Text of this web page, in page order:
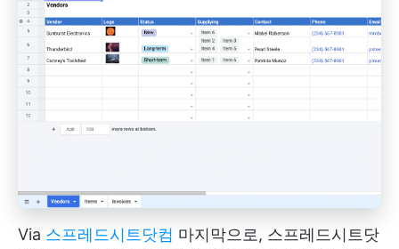
Via 스프레드시트닷컴 마지막으로, 스프레드시트닷